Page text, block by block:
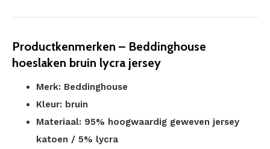
Productkenmerken – Beddinghouse
hoeslaken bruin lycra jersey
Merk: Beddinghouse
Kleur: bruin
Materiaal: 95% hoogwaardig geweven jersey
katoen / 5% lycra